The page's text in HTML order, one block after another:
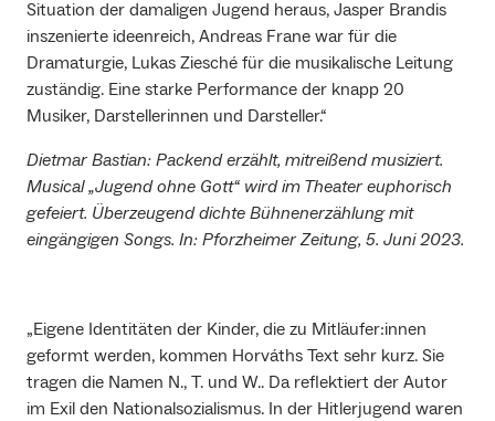
Situation der damaligen Jugend heraus, Jasper Brandis
inszenierte ideenreich, Andreas Frane war für die
Dramaturgie, Lukas Ziesché für die musikalische Leitung
zuständig. Eine starke Performance der knapp 20
Musiker, Darstellerinnen und Darsteller.“
Dietmar Bastian: Packend erzählt, mitreißend musiziert.
Musical „Jugend ohne Gott“ wird im Theater euphorisch
gefeiert. Überzeugend dichte Bühnenerzählung mit
eingängigen Songs. In: Pforzheimer Zeitung, 5. Juni 2023.
„Eigene Identitäten der Kinder, die zu Mitläufer:innen
geformt werden, kommen Horváths Text sehr kurz. Sie
tragen die Namen N., T. und W.. Da reflektiert der Autor
im Exil den Nationalsozialismus. In der Hitlerjugend waren